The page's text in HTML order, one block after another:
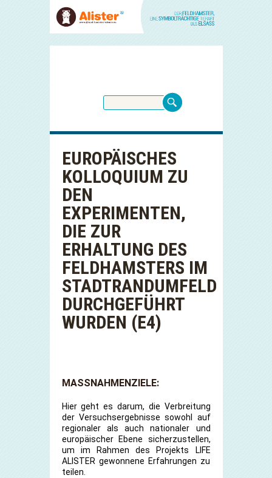
EUROPÄISCHES
KOLLOQUIUM ZU
DEN
EXPERIMENTEN,
DIE ZUR
ERHALTUNG DES
FELDHAMSTERS IM
STADTRANDUMFELD
DURCHGEFÜHRT
WURDEN (E4)
MASSNAHMENZIELE:
Hier geht es darum, die Verbreitung
der Versuchsergebnisse sowohl auf
regionaler als auch nationaler und
europäischer Ebene sicherzustellen,
um im Rahmen des Projekts LIFE
ALISTER gewonnene Erfahrungen zu
teilen.